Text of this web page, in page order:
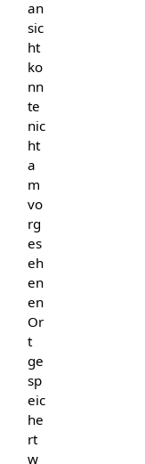
an
sic
ht
ko
nn
te
nic
ht
a
m
vo
rg
es
eh
en
en
Or
t
ge
sp
eic
he
rt
w